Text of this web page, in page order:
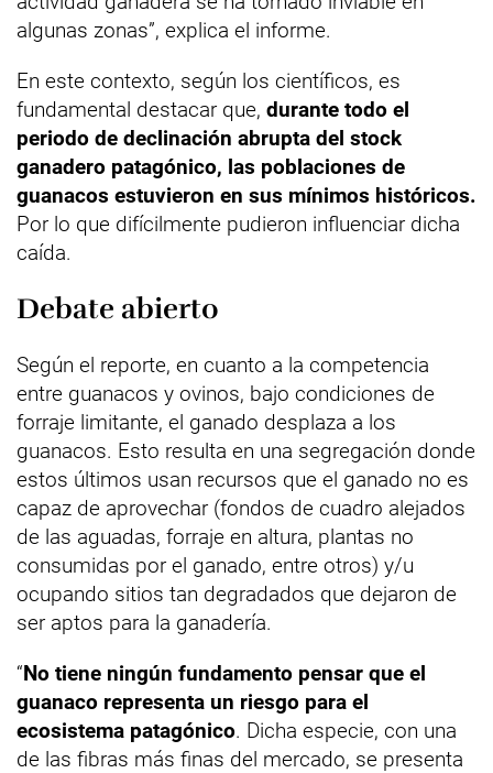
algunas zonas”, explica el informe.
En este contexto, según los científicos, es
fundamental destacar que, durante todo el
periodo de declinación abrupta del stock
ganadero patagónico, las poblaciones de
guanacos estuvieron en sus mínimos históricos.
Por lo que difícilmente pudieron influenciar dicha
caída.
Debate abierto
Según el reporte, en cuanto a la competencia
entre guanacos y ovinos, bajo condiciones de
forraje limitante, el ganado desplaza a los
guanacos. Esto resulta en una segregación donde
estos últimos usan recursos que el ganado no es
capaz de aprovechar (fondos de cuadro alejados
de las aguadas, forraje en altura, plantas no
consumidas por el ganado, entre otros) y/u
ocupando sitios tan degradados que dejaron de
ser aptos para la ganadería.
“No tiene ningún fundamento pensar que el
guanaco representa un riesgo para el
ecosistema patagónico. Dicha especie, con una
de las fibras más finas del mercado, se presenta